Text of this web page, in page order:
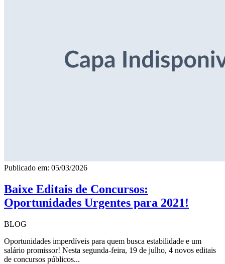
Publicado em: 05/03/2026
Baixe Editais de Concursos:
Oportunidades Urgentes para 2021!
BLOG
Oportunidades imperdíveis para quem busca estabilidade e um
salário promissor! Nesta segunda-feira, 19 de julho, 4 novos editais
de concursos públicos...